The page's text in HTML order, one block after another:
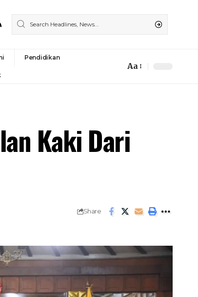
Pendidikan
Aa
Kaki Dari
Share